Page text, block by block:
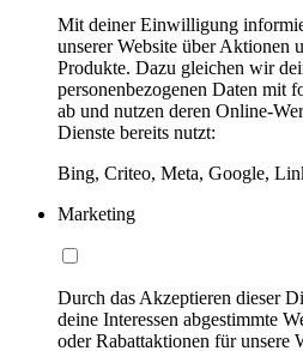
Mit deiner Einwilligung
unserer Website über Aktionen
Produkte. Dazu gleichen wir
personenbezogenen Daten mit
ab und nutzen deren Online-
Dienste bereits nutzt:
Bing, Criteo, Meta, Google,
Marketing
Durch das Akzeptieren dieser
deine Interessen abgestimmte
oder Rabattaktionen für unsere